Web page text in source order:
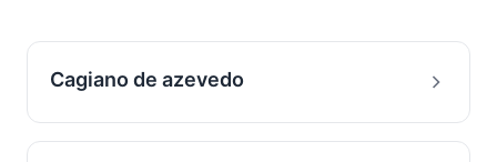
Cagiano de azevedo